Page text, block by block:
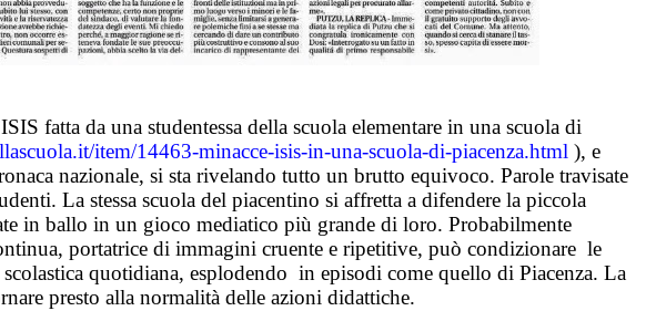
fatta da una studentessa della scuola elementare in una scuola di
item/14463-minacce-isis-in-una-scuola-di-piacenza.html), e
nazionale, si sta rivelando tutto un brutto equivoco. Parole travisate
La stessa scuola del piacentino si affretta a difendere la piccola
in ballo in un gioco mediatico più grande di loro. Probabilmente
portatrice di immagini cruente e ripetitive, può condizionare le
quotidiana, esplodendo in episodi come quello di Piacenza. La
presto alla normalità delle azioni didattiche.